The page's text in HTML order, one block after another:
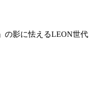
の影に怯えるLEON世代